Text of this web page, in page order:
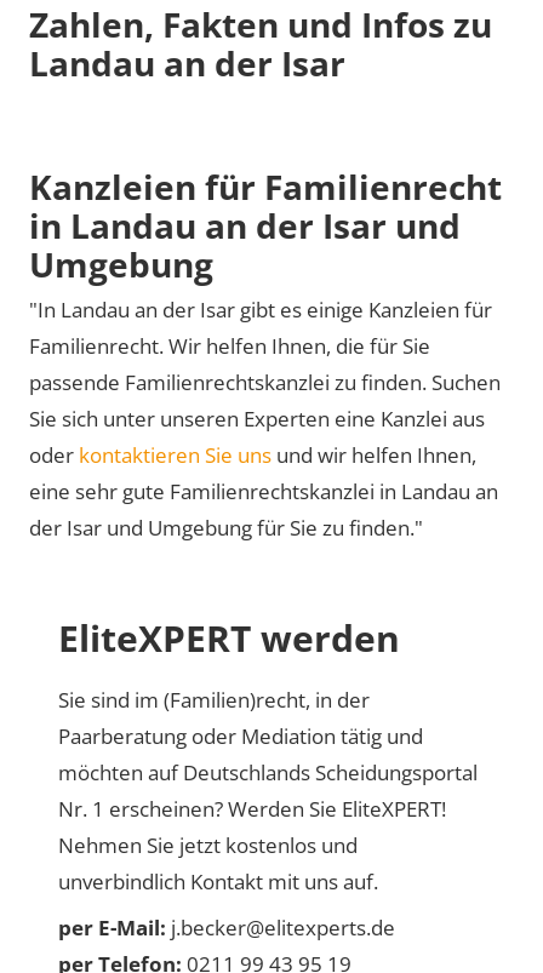
Zahlen, Fakten und Infos zu
Landau an der Isar
Kanzleien für Familienrecht
in Landau an der Isar und
Umgebung
"In Landau an der Isar gibt es einige Kanzleien für
Familienrecht. Wir helfen Ihnen, die für Sie
passende Familienrechtskanzlei zu finden. Suchen
Sie sich unter unseren Experten eine Kanzlei aus
oder kontaktieren Sie uns und wir helfen Ihnen,
eine sehr gute Familienrechtskanzlei in Landau an
der Isar und Umgebung für Sie zu finden."
EliteXPERT werden
Sie sind im (Familien)recht, in der
Paarberatung oder Mediation tätig und
möchten auf Deutschlands Scheidungsportal
Nr. 1 erscheinen? Werden Sie EliteXPERT!
Nehmen Sie jetzt kostenlos und
unverbindlich Kontakt mit uns auf.
per E-Mail: j.becker@elitexperts.de
per Telefon: 0211 99 43 95 19